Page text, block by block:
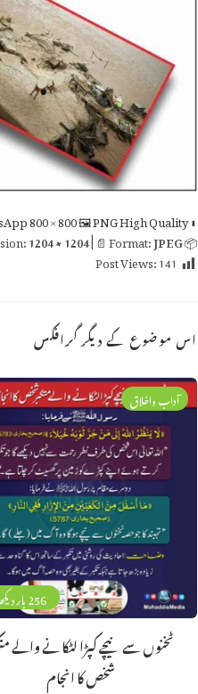
⬇ Original
800 × 800🖼 PNGHigh Quality
📦 Size:
1204 × 1204| 📄 Format:JPEG
Post Views:141
اس موضوع کے دیگر گرافکس
256 بار دیکھا گیا
آداب واخلاق
ٹخنوں سے نیچے کپڑا لٹکانے والے
شخص کا انجام